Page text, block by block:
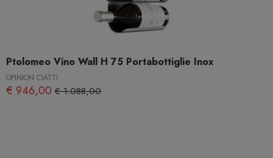
Ptolomeo Vino Wall H 75 Portabottiglie Inox
OPINION CIATTI
€ 946,00 € 1.088,00